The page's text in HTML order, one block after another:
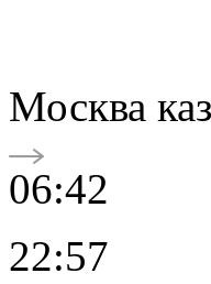
Москва
06:42
22:57